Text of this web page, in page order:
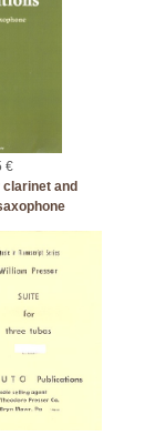
€
and